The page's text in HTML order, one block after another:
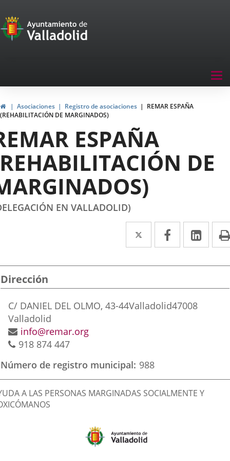
Portal
de
navegación
InicioAsociaciones Registro de asociaciones
REMAR ESPAÑA
(REHABILITACIÓN DE MARGINADOS)
ESPAÑA
DE
EN VALLADOLID)
Twitter
Enlace
a
una
externa.
Facebook
Enlace
a
una
externa.
a
una
Dirección
Dirección
postal
C/ DANIEL DEL OLMO, 43-44Valladolid47008
Valladolid
Dirección
de
electrónico
info@remar.org
Teléfonos
918 874 447
Número de registro municipal 988
A LAS PERSONAS MARGINADAS SOCIALMENTE Y